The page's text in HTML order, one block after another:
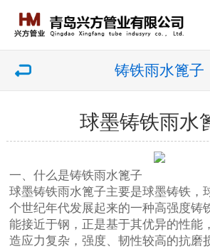
铸铁雨水篦子
球墨铸铁雨水
一、什么是铸铁雨水篦子
球墨铸铁雨水篦子主要是球墨铸铁，
个世纪年代发展起来的一种高强度铸
能接近于钢，正是基于其优异的性能
造应力复杂，强度、韧性较高的抗磨